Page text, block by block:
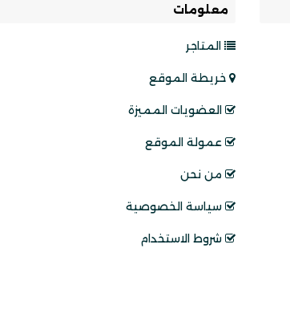
معلومات
المتاجر
خريطة الموقع
العضويات المميزة
عمولة الموقع
من نحن
سياسة الخصوصية
شروط الاستخدام